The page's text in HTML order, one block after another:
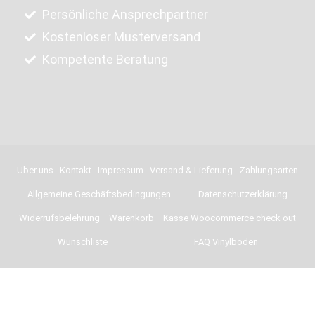
Persönliche Ansprechpartner
Kostenloser Musterversand
Kompetente Beratung
Über uns Kontakt Impressum Versand & Lieferung Zahlungsarten
Allgemeine Geschäftsbedingungen Datenschutzerklärung
Widerrufsbelehrung Warenkorb Kasse Woocommerce check out
Wunschliste FAQ Vinylböden